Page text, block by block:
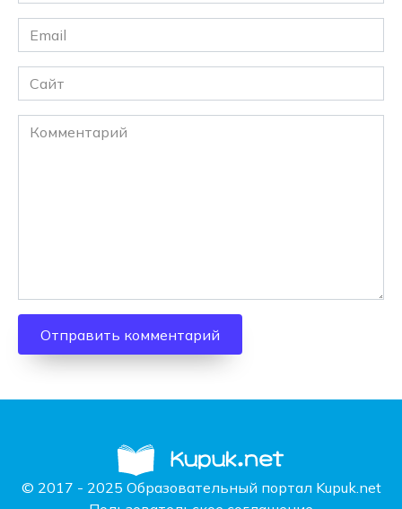
Email
*
Сайт
Комментарий
© 2017 - 2025 Образовательный портал Kupuk.net